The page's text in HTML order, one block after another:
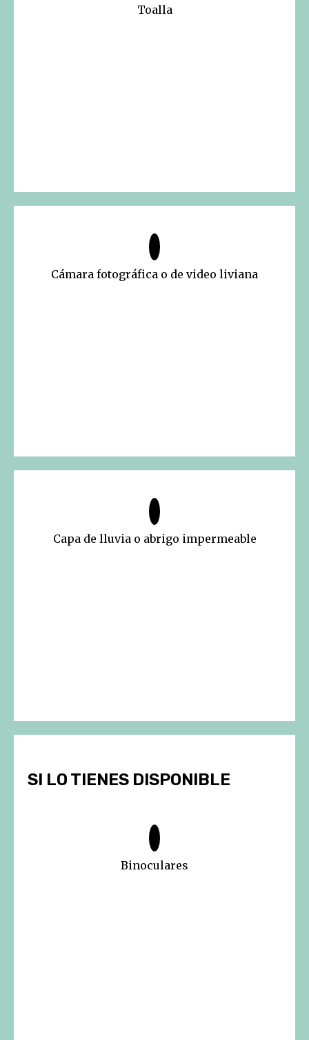
Toalla
Cámara fotográfica o de video liviana
Capa de lluvia o abrigo impermeable
SI LO TIENES DISPONIBLE
Binoculares